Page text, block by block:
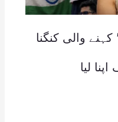
والی کنگنا
لیا